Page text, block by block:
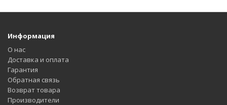
Информация
О нас
Доставка и оплата
Гарантия
Обратная связь
Возврат товара
Производители